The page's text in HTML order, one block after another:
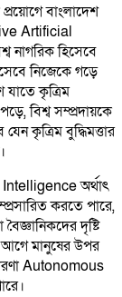
বাংলাদেশ
Artificial
নাগরিক হিসেবে
নিজেকে গড়ে
কৃত্রিম
বিশ্ব সম্প্রদায়কে
কৃত্রিম বুদ্ধিমত্তার
অর্থাৎ
করতে পারে,
দৃষ্টি
আগে মানুষের উপর
Autonomous